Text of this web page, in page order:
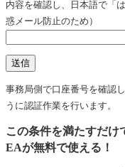
内容を確認し、日本語で「
惑メール防止のため）
事務局側で口座番号を確認
うに認証作業を行います。
この条件を満たすだ
EAが無料で使える！